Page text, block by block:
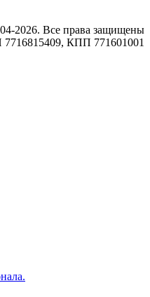
2026. Все права защищены
КПП 771601001